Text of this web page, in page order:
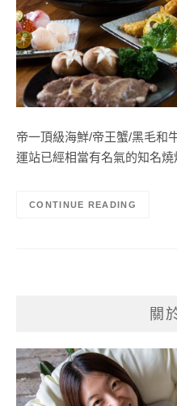
帝一頂級海鮮/帝王蟹/黑毛和
運站已經相當有名氣的知名
CONTINUE READING
關